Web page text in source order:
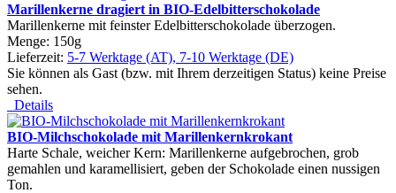
Marillenkerne dragiert in BIO-Edelbitterschokolade
Marillenkerne mit feinster Edelbitterschokolade überzogen.
Menge: 150g
Lieferzeit: 5-7 Werktage (AT), 7-10 Werktage (DE)
Sie können als Gast (bzw. mit Ihrem derzeitigen Status) keine Preise
sehen.
Details
BIO-Milchschokolade mit Marillenkernkrokant
Harte Schale, weicher Kern: Marillenkerne aufgebrochen, grob
gemahlen und karamellisiert, geben der Schokolade einen nussigen
Ton.